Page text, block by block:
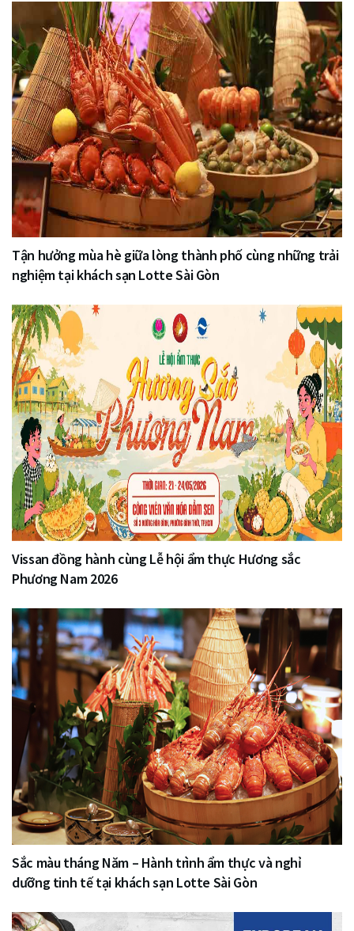
Tận hưởng mùa hè giữa lòng thành phố cùng những trải
nghiệm tại khách sạn Lotte Sài Gòn
Vissan đồng hành cùng Lễ hội ẩm thực Hương sắc
Phương Nam 2026
Sắc màu tháng Năm – Hành trình ẩm thực và nghỉ
dưỡng tinh tế tại khách sạn Lotte Sài Gòn